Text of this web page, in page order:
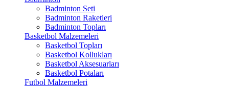
Badminton Seti
Badminton Raketleri
Badminton Topları
Basketbol Malzemeleri
Basketbol Topları
Basketbol Kollukları
Basketbol Aksesuarları
Basketbol Potaları
Futbol Malzemeleri